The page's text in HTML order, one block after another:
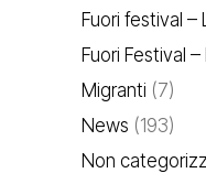
Fuori festival –
Fuori Festival
Migranti (7)
News (193)
Non